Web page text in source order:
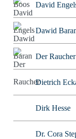
David
Dawid
Der Raucher
Dietrich
Dirk Hesse
Dr. Cora